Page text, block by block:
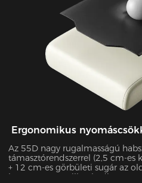
Ergonomikus
Az 55D nagy rugalmasságú
támasztórendszerrel (2,5 cm-es
+ 12 cm-es görbületi sugár az
hogy pontosan illeszkedjen a